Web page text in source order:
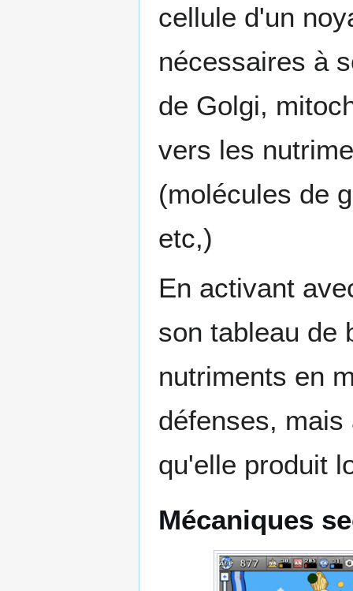
cellule d'un
nécessaires à
de Golgi,
vers les
(molécules de
etc,)
En activant
son tableau de
nutriments en
défenses,
qu'elle produit
Mécaniques